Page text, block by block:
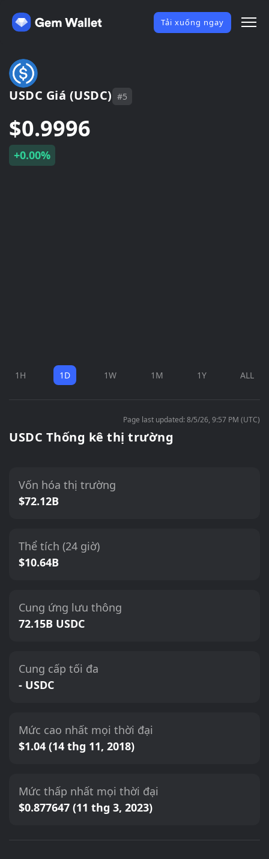
Tải xuống ngay
USDC Giá (USDC) #5
$0.9996
+0.00%
1H 1D 1W 1M 1Y ALL
Page last updated: 8/5/26, 9:57 PM (UTC)
USDC Thống kê thị trường
Vốn hóa thị trường
$72.12B
Thể tích (24 giờ)
$10.64B
Cung ứng lưu thông
72.15B USDC
Cung cấp tối đa
- USDC
Mức cao nhất mọi thời đại
$1.04 (14 thg 11, 2018)
Mức thấp nhất mọi thời đại
$0.877647 (11 thg 3, 2023)